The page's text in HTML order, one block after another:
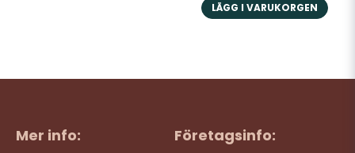
LÄGG I VARUKORGEN
Mer info: Företagsinfo: